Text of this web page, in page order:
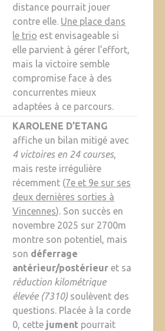
distance pourrait jouer
contre elle. Une place dans
le trio est envisageable si
elle parvient à gérer l’effort,
mais la victoire semble
compromise face à des
concurrentes mieux
adaptées à ce parcours.
KAROLENE D’ETANG
affiche un bilan mitigé avec
4 victoires en 24 courses,
mais reste irrégulière
récemment (7e et 9e sur ses
deux dernières sorties à
Vincennes). Son succès en
novembre 2025 sur 2700m
montre son potentiel, mais
son déferrage
antérieur/postérieuret sa
réduction kilométrique
élevée (7310)soulèvent des
questions. Placée à la corde
0, cette jument pourrait